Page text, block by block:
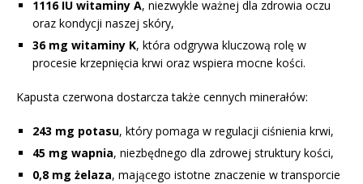
1116 IU witaminy A, niezwykle ważnej dla zdrowia oczu
oraz kondycji naszej skóry,
36 mg witaminy K, która odgrywa kluczową rolę w
procesie krzepnięcia krwi oraz wspiera mocne kości.
Kapusta czerwona dostarcza także cennych minerałów:
243 mg potasu, który pomaga w regulacji ciśnienia krwi,
45 mg wapnia, niezbędnego dla zdrowej struktury kości,
0,8 mg żelaza, mającego istotne znaczenie w transporcie